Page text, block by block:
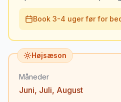
Book 3-4 uger før for
Højsæson
Måneder
Juni, Juli, August